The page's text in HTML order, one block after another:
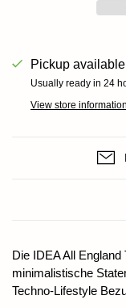
Pickup
Usually ready in 24
View store information
Die IDEA All
minimalistische
Techno-Lifestyle